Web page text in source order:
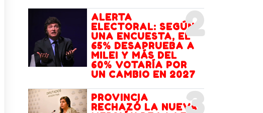
2
ALERTA
ELECTORAL: SEGÚN
UNA ENCUESTA, EL
65% DESAPRUEBA A
MILEI Y MÁS DEL
60% VOTARÍA POR
UN CAMBIO EN 2027
3
PROVINCIA
RECHAZÓ LA NUEVA